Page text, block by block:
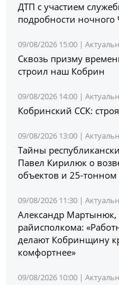
ДТП с участием
подробности
09/08/2026 15:00 |
Сквозь призму
строил наш Кобрин
09/08/2026 14:00 |
Кобринский ССК:
09/08/2026 13:00 |
Тайны
Павел Кирилюк о
объектов и 25-тонном
09/08/2026 11:30 |
Александр Мартынюк,
райисполкома:
делают Кобринщину
комфортнее»
09/08/2026 10:00 |